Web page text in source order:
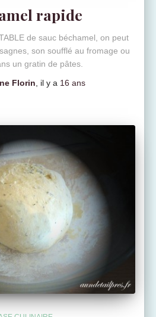
rapide
de sauc béchamel, on peut
son soufflé au fromage ou
un gratin de pâtes.
Florin , il y a 16 ans